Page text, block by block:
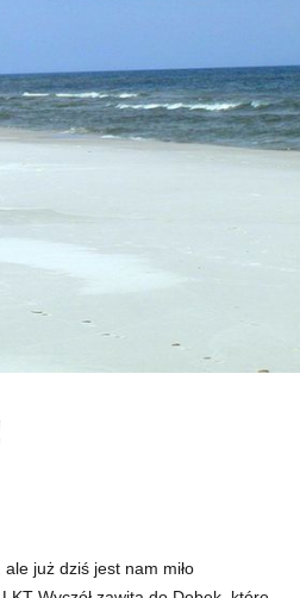
już dziś jest nam miło